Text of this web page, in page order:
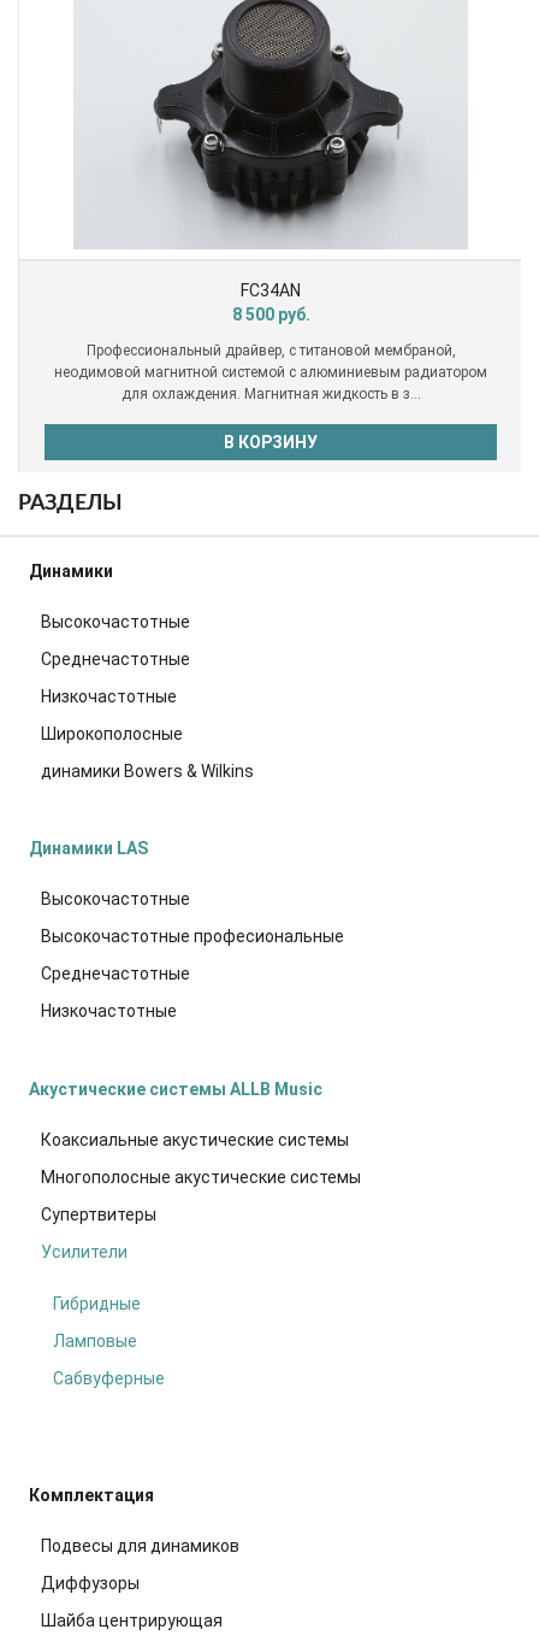
FC34AN
8 500руб.
Профессиональный драйвер, с титановой мембраной,
неодимовой магнитной системой с алюминиевым радиатором
для охлаждения. Магнитная жидкость в з...
В КОРЗИНУ
РАЗДЕЛЫ
Динамики
Высокочастотные
Среднечастотные
Низкочастотные
Широкополосные
динамики Bowers & Wilkins
Динамики LAS
Высокочастотные
Высокочастотные професиональные
Среднечастотные
Низкочастотные
Акустические системы ALLB Music
Коаксиальные акустические системы
Многополосные акустические системы
Супертвитеры
Усилители
Гибридные
Ламповые
Сабвуферные
Комплектация
Подвесы для динамиков
Диффузоры
Шайба центрирующая